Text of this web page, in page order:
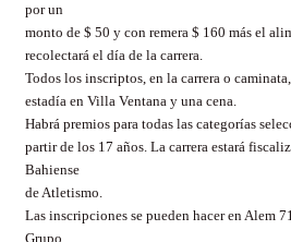
por un
monto de $ 50 y con remera $ 160 más el
recolectará el día de la carrera.
Todos los inscriptos, en la carrera o
estadía en Villa Ventana y una cena.
Habrá premios para todas las categorías
partir de los 17 años. La carrera estará
Bahiense
de Atletismo.
Las inscripciones se pueden hacer en Alem
Grupo